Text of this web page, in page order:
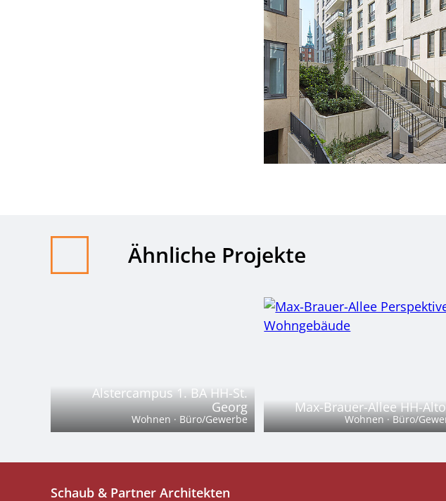
Ähnliche Projekte
Alstercampus 1. BA HH-St.
Georg
Wohnen · Büro/Gewerbe
Max-Brauer-Allee HH-
Wohnen · Büro/
Schaub & Partner Architekten